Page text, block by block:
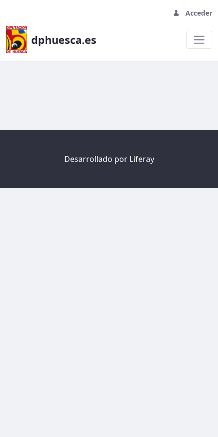
Acceder
dphuesca.es
Desarrollado por Liferay